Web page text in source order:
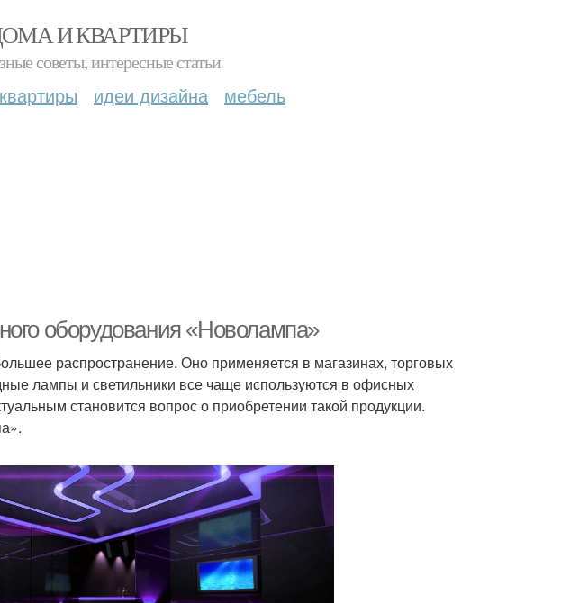
И КВАРТИРЫ
советы, интересные статьи
идеи дизайна мебель
оборудования «Новолампа»
распространение. Оно применяется в магазинах, торговых
лампы и светильники все чаще используются в офисных
становится вопрос о приобретении такой продукции.